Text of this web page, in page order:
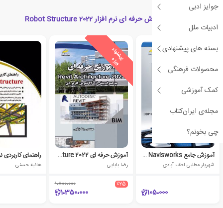
جوایز ادبی
ادبیات ملل
بسته های پیشنهادی
محصولات فرهنگی
کمک آموزشی
مجله‌ی ایران‌کتاب
چی بخونم؟
کتاب های مرتبط با آموزش حرفه ای نرم افزار Robot Structure 2022
آموزش جامع Autodesk Navisworks
شهریار مطلبی لطف آبادی
105،000
پ
ی
ش
ن
ه
ا
د
و
ی
ژ
ه
آموزش حرفه ای Revit Architecture 2022
رضا بابایی
٪25 1،800،000
1،350،000
هانیه حسنی